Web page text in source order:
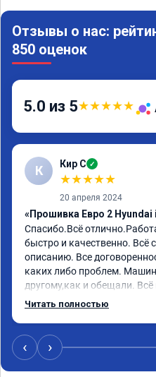
Отзывы о нас:
850 оценок
5.0 из 5★★★★★
К Кир С ✓
★★★★★
20 апреля 2024
«Прошивка Евро 2 Hyundai
Спасибо.Всё
быстро и качественно. Всё
описанию. Все
каких либо проблем.
другому,как и обещали. Всё
Рекомендую данную
Читать полностью
‹ ›